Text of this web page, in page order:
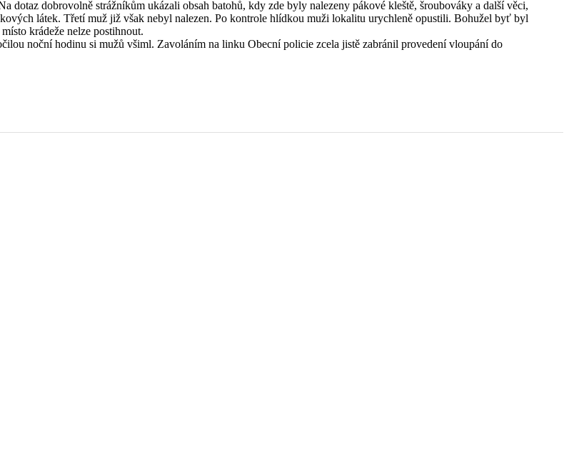
dotaz dobrovolně strážníkům ukázali obsah batohů, kdy zde byly nalezeny pákové kleště, šroubováky a další věci,
látek. Třetí muž již však nebyl nalezen. Po kontrole hlídkou muži lokalitu urychleně opustili. Bohužel byť byl
krádeže nelze postihnout.
noční hodinu si mužů všiml. Zavoláním na linku Obecní policie zcela jistě zabránil provedení vloupání do